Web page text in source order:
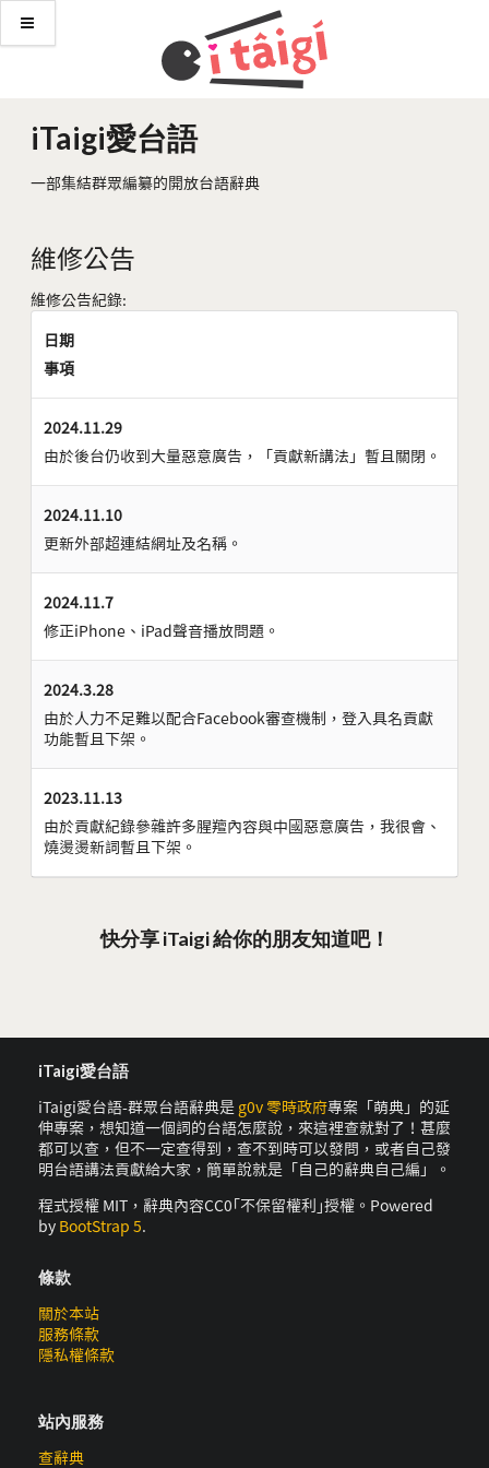
iTaigi愛台語
一部集結群眾編纂的開放台語辭典
維修公告
維修公告紀錄:
日期
事項
2024.11.29
由於後台仍收到大量惡意廣告，「貢獻新講法」暫且關閉。
2024.11.10
更新外部超連結網址及名稱。
2024.11.7
修正iPhone、iPad聲音播放問題。
2024.3.28
由於人力不足難以配合Facebook審查機制，登入具名貢獻
功能暫且下架。
2023.11.13
由於貢獻紀錄參雜許多腥羶內容與中國惡意廣告，我很會、
燒燙燙新詞暫且下架。
快分享 iTaigi 給你的朋友知道吧！
iTaigi愛台語
iTaigi愛台語-群眾台語辭典是 g0v 零時政府專案「萌典」的延
伸專案，想知道一個詞的台語怎麼說，來這裡查就對了！甚麼
都可以查，但不一定查得到，查不到時可以發問，或者自己發
明台語講法貢獻給大家，簡單說就是「自己的辭典自己編」。
程式授權 MIT，辭典內容CC0｢不保留權利｣授權。Powered
by BootStrap 5.
條款
關於本站
服務條款
隱私權條款
站內服務
查辭典